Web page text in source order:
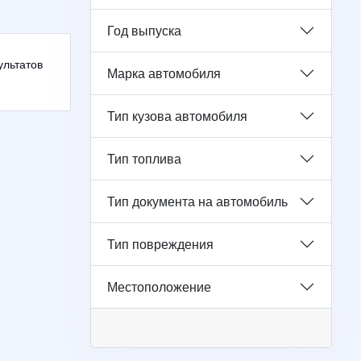
Год выпуска
Марка автомобиля
Тип кузова автомобиля
Тип топлива
Тип документа на автомобиль
Тип повреждения
Местоположение